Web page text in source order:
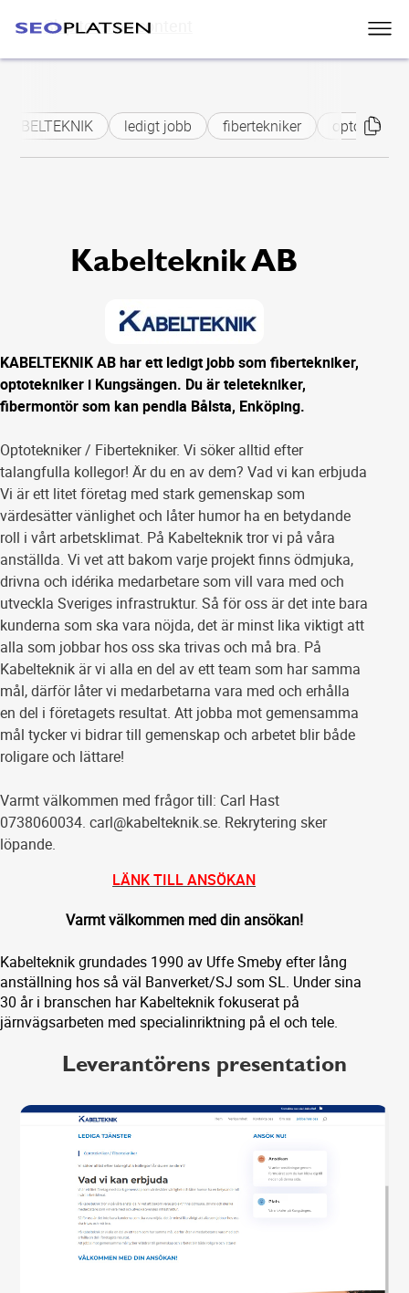
Skip to main content
KABELTEKNIK ledigt jobb fibertekniker optotekniker
Kabelteknik AB
KABELTEKNIK AB har ett ledigt jobb som fibertekniker,
optotekniker i Kungsängen. Du är teletekniker,
fibermontör som kan pendla Bålsta, Enköping.
Optotekniker / Fibertekniker. Vi söker alltid efter
talangfulla kollegor! Är du en av dem? Vad vi kan erbjuda
Vi är ett litet företag med stark gemenskap som
värdesätter vänlighet och låter humor ha en betydande
roll i vårt arbetsklimat. På Kabelteknik tror vi på våra
anställda. Vi vet att bakom varje projekt finns ödmjuka,
drivna och idérika medarbetare som vill vara med och
utveckla Sveriges infrastruktur. Så för oss är det inte bara
kunderna som ska vara nöjda, det är minst lika viktigt att
alla som jobbar hos oss ska trivas och må bra. På
Kabelteknik är vi alla en del av ett team som har samma
mål, därför låter vi medarbetarna vara med och erhålla
en del i företagets resultat. Att jobba mot gemensamma
mål tycker vi bidrar till gemenskap och arbetet blir både
roligare och lättare!
Varmt välkommen med frågor till: Carl Hast
0738060034. carl@kabelteknik.se. Rekrytering sker
löpande.
LÄNK TILL ANSÖKAN
Varmt välkommen med din ansökan!
Kabelteknik grundades 1990 av Uffe Smeby efter lång
anställning hos så väl Banverket/SJ som SL. Under sina
30 år i branschen har Kabelteknik fokuserat på
järnvägsarbeten med specialinriktning på el och tele.
Leverantörens presentation